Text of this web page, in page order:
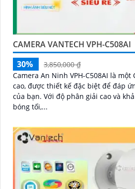
CAMERA VANTECH VPH-C508AI
30%
3,850,000 ₫
Camera An Ninh VPH-C508AI là
cao, được thiết kế đặc biệt để đáp
của bạn. Với độ phân giải cao và khả năng quan sát trong
bóng tối,...